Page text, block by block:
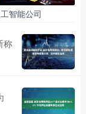
智能公司
称